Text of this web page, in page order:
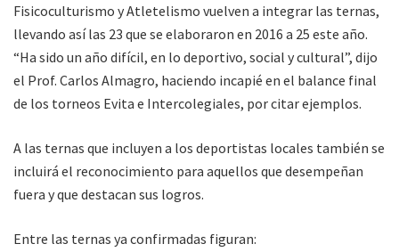
Fisicoculturismo y Atletelismo vuelven a integrar las ternas,
llevando así las 23 que se elaboraron en 2016 a 25 este año.
“Ha sido un año difícil, en lo deportivo, social y cultural”, dijo
el Prof. Carlos Almagro, haciendo incapié en el balance final
de los torneos Evita e Intercolegiales, por citar ejemplos.
A las ternas que incluyen a los deportistas locales también se
incluirá el reconocimiento para aquellos que desempeñan
fuera y que destacan sus logros.
Entre las ternas ya confirmadas figuran: